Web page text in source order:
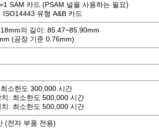
SAM 카드 (PSAM 널을 사용하는 필요)
ISO14443 유형 A&B 카드
의 길이: 85.47~85.90mm
(공장 기준 0.76mm)
소한도 300,000 시간
: 최소한도 500,000 시간
: 최소한도 500,000 시간
(전자 부품 전용)